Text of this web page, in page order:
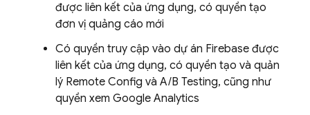
được liên kết của ứng dụng, có quyền tạo
đơn vị quảng cáo mới
Có quyền truy cập vào dự án Firebase được
liên kết của ứng dụng, có quyền tạo và quản
lý Remote Config và A/B Testing, cũng như
quyền xem Google Analytics